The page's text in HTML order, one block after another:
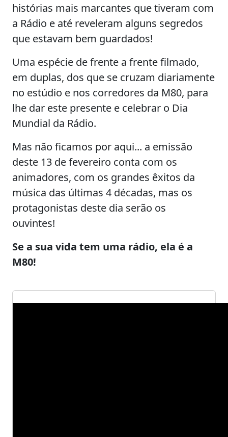
histórias mais marcantes que tiveram com
a Rádio e até reveleram alguns segredos
que estavam bem guardados!
Uma espécie de frente a frente filmado,
em duplas, dos que se cruzam diariamente
no estúdio e nos corredores da M80, para
lhe dar este presente e celebrar o Dia
Mundial da Rádio.
Mas não ficamos por aqui... a emissão
deste 13 de fevereiro conta com os
animadores, com os grandes êxitos da
música das últimas 4 décadas, mas os
protagonistas deste dia serão os
ouvintes!
Se a sua vida tem uma rádio, ela é a
M80!